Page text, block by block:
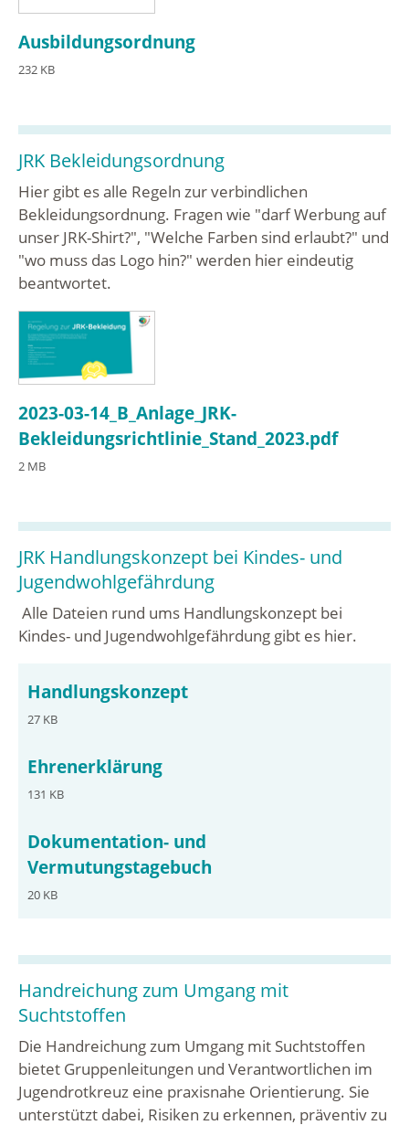
Ausbildungsordnung
232 KB
JRK Bekleidungsordnung
Hier gibt es alle Regeln zur verbindlichen
Bekleidungsordnung. Fragen wie "darf Werbung auf
unser JRK-Shirt?", "Welche Farben sind erlaubt?" und
"wo muss das Logo hin?" werden hier eindeutig
beantwortet.
2023-03-14_B_Anlage_JRK-
Bekleidungsrichtlinie_Stand_2023.pdf
2 MB
JRK Handlungskonzept bei Kindes- und
Jugendwohlgefährdung
Alle Dateien rund ums Handlungskonzept bei
Kindes- und Jugendwohlgefährdung gibt es hier.
Handlungskonzept
27 KB
Ehrenerklärung
131 KB
Dokumentation- und
Vermutungstagebuch
20 KB
Handreichung zum Umgang mit
Suchtstoffen
Die Handreichung zum Umgang mit Suchtstoffen
bietet Gruppenleitungen und Verantwortlichen im
Jugendrotkreuz eine praxisnahe Orientierung. Sie
unterstützt dabei, Risiken zu erkennen, präventiv zu